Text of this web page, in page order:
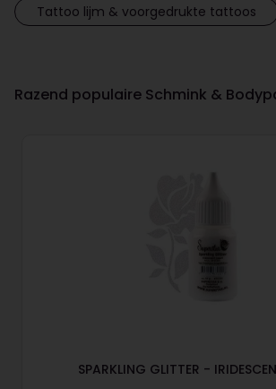
Tattoo lijm & voorgedrukte tattoos
Razend populaire Schmink &
SPARKLING GLITTER -